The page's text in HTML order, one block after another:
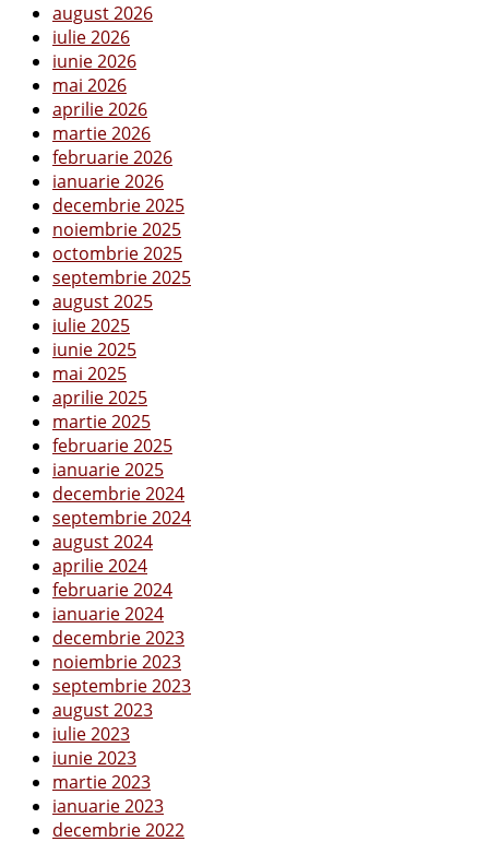
august 2026
iulie 2026
iunie 2026
mai 2026
aprilie 2026
martie 2026
februarie 2026
ianuarie 2026
decembrie 2025
noiembrie 2025
octombrie 2025
septembrie 2025
august 2025
iulie 2025
iunie 2025
mai 2025
aprilie 2025
martie 2025
februarie 2025
ianuarie 2025
decembrie 2024
septembrie 2024
august 2024
aprilie 2024
februarie 2024
ianuarie 2024
decembrie 2023
noiembrie 2023
septembrie 2023
august 2023
iulie 2023
iunie 2023
martie 2023
ianuarie 2023
decembrie 2022